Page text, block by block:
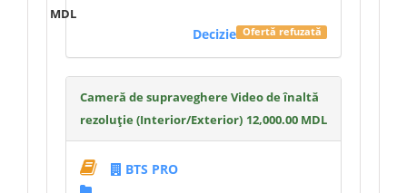
MDL
Ofertă refuzată
Decizie
Cameră de supraveghere Video de înaltă
rezoluție (Interior/Exterior) 12,000.00 MDL
BTS PRO